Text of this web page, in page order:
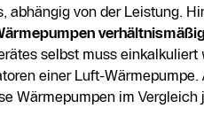
von der Leistung.
selbst muss
einer Luft-
Wärmepumpen im Vergleich